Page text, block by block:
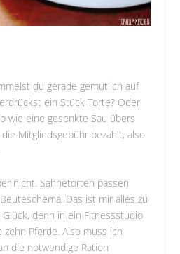
du gerade gemütlich auf
ein Stück Torte? Oder
wie eine gesenkte Sau übers
Mitgliedsgebühr bezahlt, also
nicht. Sahnetorten passen
Das ist mir alles zu
denn in ein Fitnessstudio
Pferde. Also muss ich
die notwendige Ration